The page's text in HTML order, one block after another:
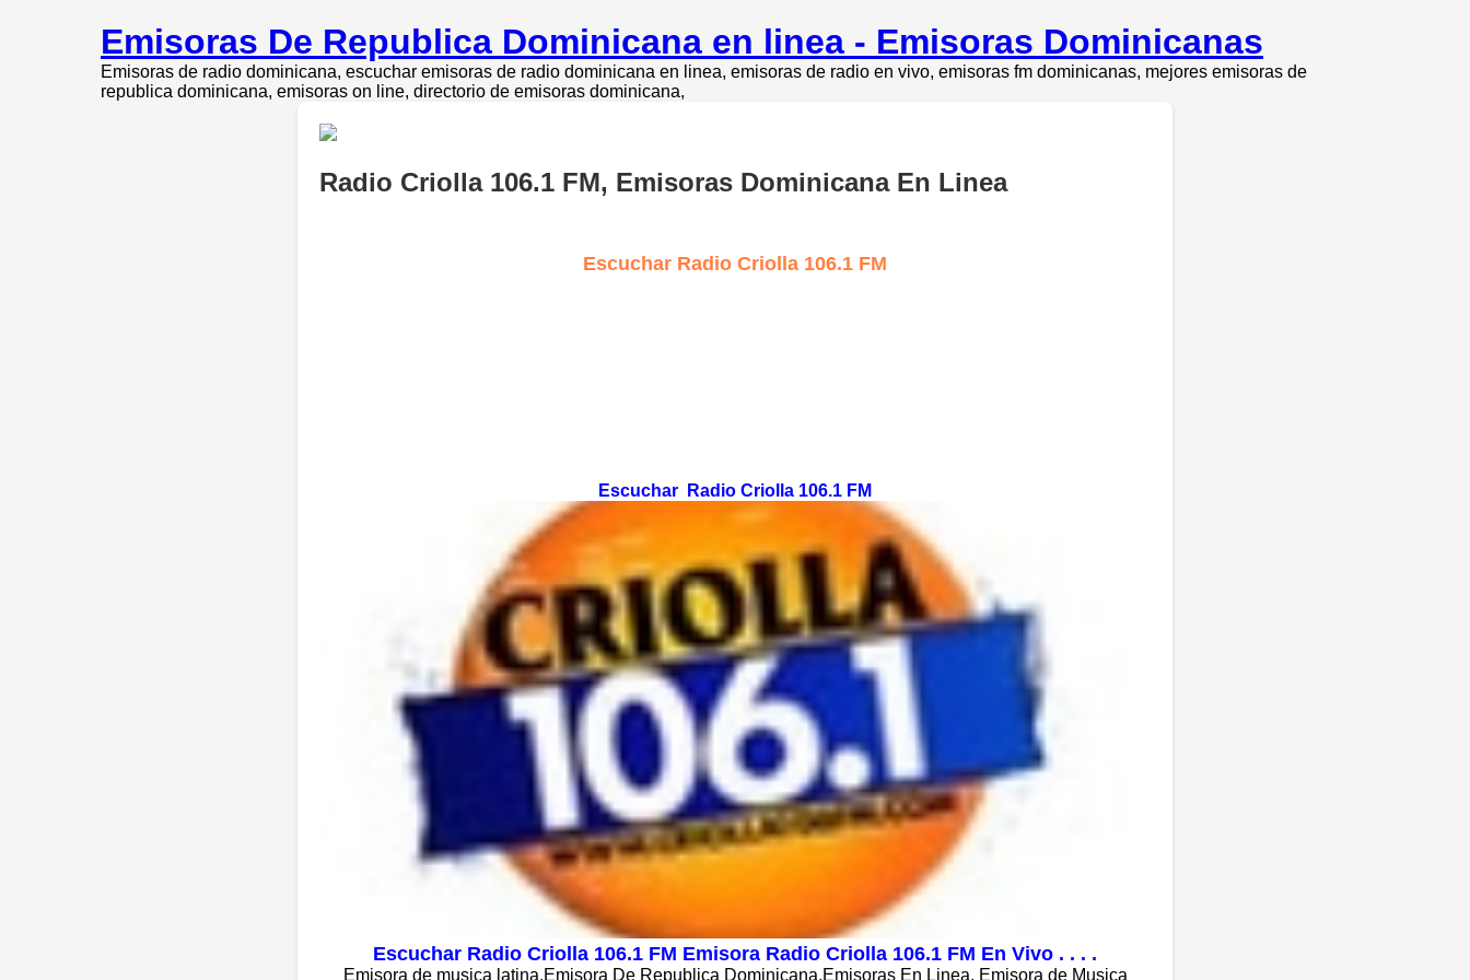
Emisoras De Republica Dominicana en linea - Emisoras Dominicanas
Emisoras de radio dominicana, escuchar emisoras de radio dominicana en linea, emisoras de radio en vivo, emisoras fm dominicanas, mejores emisoras de
republica dominicana, emisoras on line, directorio de emisoras dominicana,
Radio Criolla 106.1 FM, Emisoras Dominicana En Linea
Escuchar Radio Criolla 106.1 FM
Escuchar Radio Criolla 106.1 FM
Escuchar Radio Criolla 106.1 FM Emisora Radio Criolla 106.1 FM En Vivo . . . .
Emisora de musica latina,Emisora De Republica Dominicana,Emisoras En Linea, Emisora de Musica